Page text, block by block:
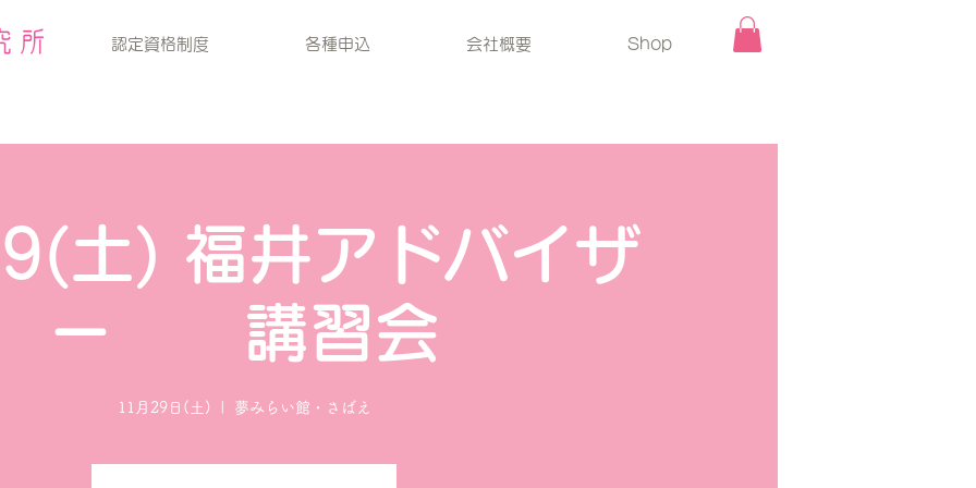
認定資格制度 各種申込 会社概要 Shop
土) 福井アドバイザ
ー 講習会
11月29日(土) 夢みらい館・さばえ